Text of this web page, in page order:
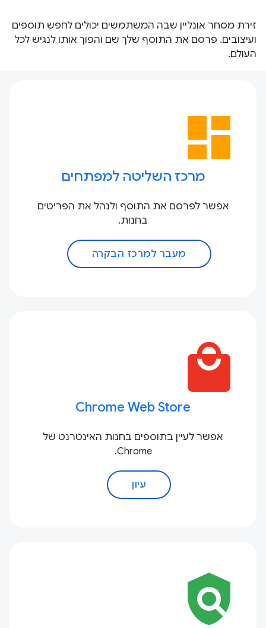
זירת מסחר אונליין שבה המשתמשים יכולים לחפש תוספים
ועיצובים. פרסם את התוסף שלך שם והפוך אותו לנגיש לכל
העולם.
dashboard
מרכז השליטה למפתחים
אפשר לפרסם את התוסף ולנהל את הפריטים
בחנות.
מעבר למרכז הבקרה
local_mall
Chrome Web Store
אפשר לעיין בתוספים בחנות האינטרנט של
Chrome.
עיון
policy